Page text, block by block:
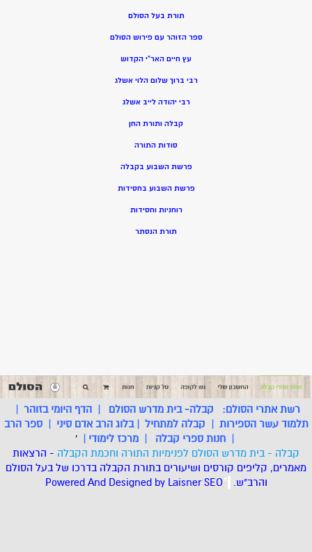
תורת בעל הסולם
ספר הזוהר עם פירוש הסולם
עץ חיים האר”י הקדוש
רבי ברוך שלום הלוי אשלג
רבי יהודה לייב אשלג
קבלה ותורת החן
סודות התורה
פרשת השבוע בקבלה
פרשת השבוע בחסידות
רוחניות וחסידות
תורת הנסתר
רשת אתרי הסולם: קבלה- בית מדרש הסולם |הדף היומי בזוהר |
תלמוד עשר הספירות | קבלה למתחיל |בלוג הרב אדם סיני |ספר הרב
| חנות ספרי קבלה | מרכז לימודי |
'
קבלה - בית מדרש הסולם לפנימיות התורה וחכמת הקבלה - הרצאות
מאמרים, קליפים קורסים ושיעורים בתורת הקבלה בדרכו של בעל הסולם
והרב"ש. *
Powered And Designed by LaisnerSEO